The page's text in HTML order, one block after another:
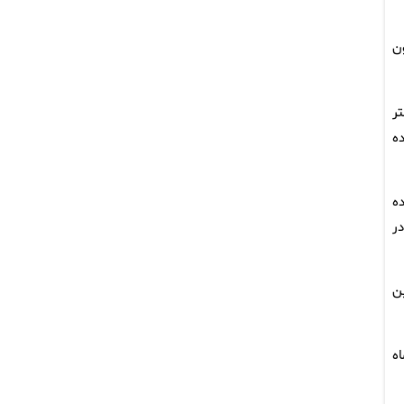
و بستر